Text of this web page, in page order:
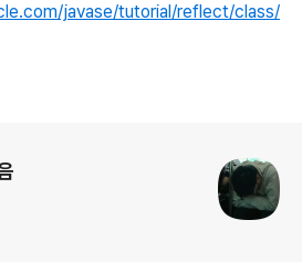
javase/tutorial/reflect/class/